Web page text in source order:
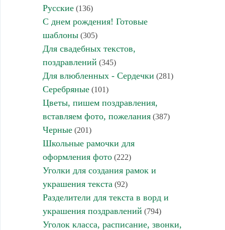
Русские(136)
С днем рождения! Готовые
шаблоны(305)
Для свадебных текстов,
поздравлений (345)
Для влюбленных - Сердечки (281)
Серебряные(101)
Цветы, пишем поздравления,
вставляем фото, пожелания(387)
Черные(201)
Школьные рамочки для
оформления фото(222)
Уголки для создания рамок и
украшения текста (92)
Разделители для текста в ворд и
украшения поздравлений (794)
Уголок класса, расписание, звонки,